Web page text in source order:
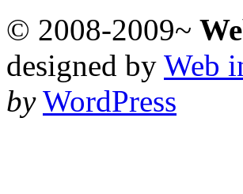
© 2008-2009~
designed by Web
by WordPress